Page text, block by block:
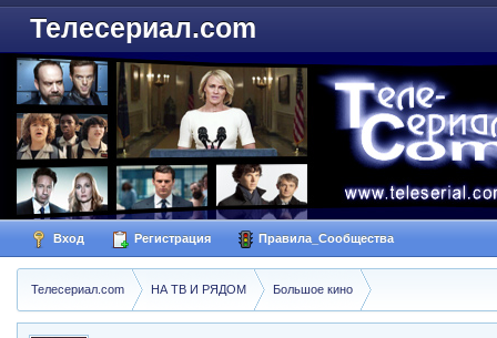
Телесериал.com
Вход Регистрация Правила_Сообщества
Телесериал.com НА ТВ И РЯДОМ Большое кино